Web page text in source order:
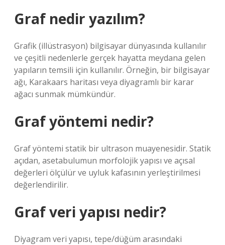
Graf nedir yazılım?
Grafik (illüstrasyon) bilgisayar dünyasında kullanılır
ve çeşitli nedenlerle gerçek hayatta meydana gelen
yapıların temsili için kullanılır. Örneğin, bir bilgisayar
ağı, Karakaars haritası veya diyagramlı bir karar
ağacı sunmak mümkündür.
Graf yöntemi nedir?
Graf yöntemi statik bir ultrason muayenesidir. Statik
açıdan, asetabulumun morfolojik yapısı ve açısal
değerleri ölçülür ve uyluk kafasının yerleştirilmesi
değerlendirilir.
Graf veri yapısı nedir?
Diyagram veri yapısı, tepe/düğüm arasındaki